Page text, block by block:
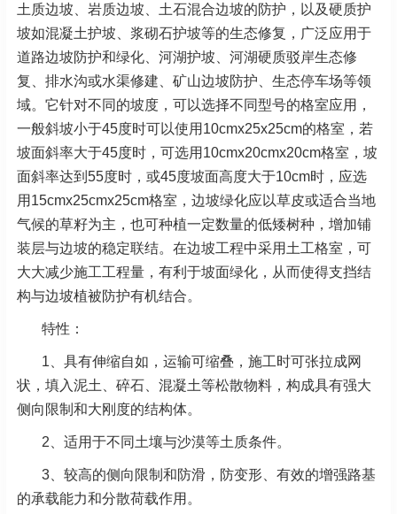
土质边坡、岩质边坡、土石混合边坡的防护，以及硬质护
坡如混凝土护坡、浆砌石护坡等的生态修复，广泛应用于
道路边坡防护和绿化、河湖护坡、河湖硬质驳岸生态修
复、排水沟或水渠修建、矿山边坡防护、生态停车场等领
域。它针对不同的坡度，可以选择不同型号的格室应用，
一般斜坡小于45度时可以使用10cmx25x25cm的格室，若
坡面斜率大于45度时，可选用10cmx20cmx20cm格室，坡
面斜率达到55度时，或45度坡面高度大于10cm时，应选
用15cmx25cmx25cm格室，边坡绿化应以草皮或适合当地
气候的草籽为主，也可种植一定数量的低矮树种，增加铺
装层与边坡的稳定联结。在边坡工程中采用土工格室，可
大大减少施工工程量，有利于坡面绿化，从而使得支挡结
构与边坡植被防护有机结合。
特性：
1、具有伸缩自如，运输可缩叠，施工时可张拉成网
状，填入泥土、碎石、混凝土等松散物料，构成具有强大
侧向限制和大刚度的结构体。
2、适用于不同土壤与沙漠等土质条件。
3、较高的侧向限制和防滑，防变形、有效的增强路基
的承载能力和分散荷载作用。